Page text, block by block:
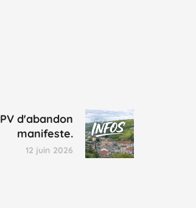
PV d'abandon
manifeste.
12 juin 2026